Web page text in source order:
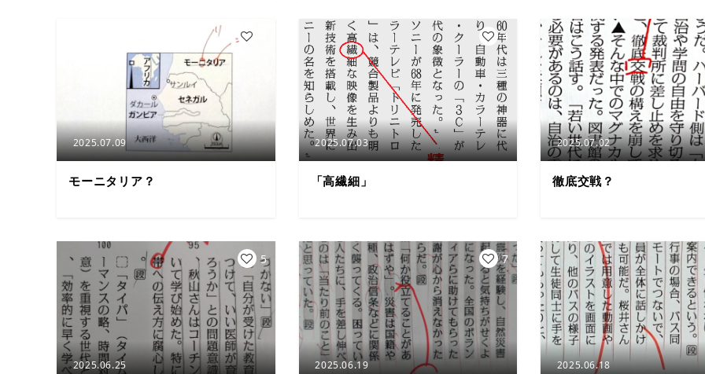
2025.07.09
モーニタリア？
2025.07.03
「高繊細」
4
2025.07.02
徹底交戦？
2025.06.25
5
2025.06.19
7
2025.06.18